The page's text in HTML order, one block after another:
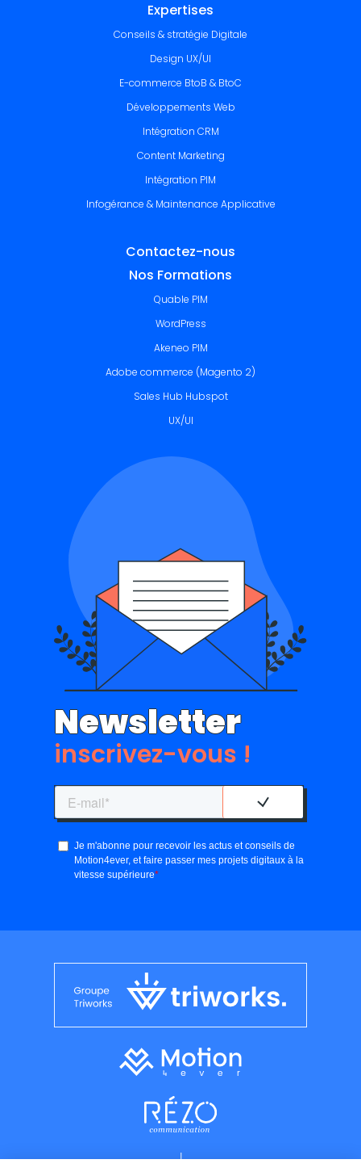
Expertises
Conseils & stratégie Digitale
Design UX/UI
E-commerce BtoB & BtoC
Développements Web
Intégration CRM
Content Marketing
Intégration PIM
Infogérance & Maintenance Applicative
Contactez-nous
Nos Formations
Quable PIM
WordPress
Akeneo PIM
Adobe commerce (Magento 2)
Sales Hub Hubspot
UX/UI
Newsletter
inscrivez-vous !